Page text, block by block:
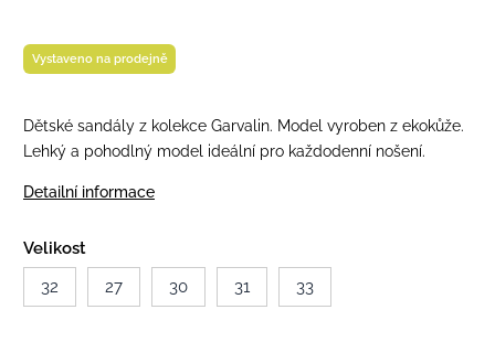
Vystaveno na prodejně
Dětské sandály z kolekce Garvalin. Model vyroben z ekokůže.
Lehký a pohodlný model ideální pro každodenní nošení.
Detailní informace
Velikost
32
27 30 31 33